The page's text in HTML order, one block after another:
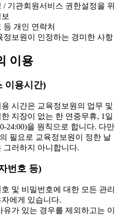
기관회원서비스 권한설정을 위
개인 연락처
보원이 인정하는 경미한 사항
이용
이용시간)
시간은 교육정보원의 업무 및
지장이 없는 한 연중무휴, 1일
24:00)을 원칙으로 합니다. 다만
필요로 교육정보원이 정한 날
그러하지 아니합니다.
번호 등)
및 비밀번호에 대한 모든 관리
에게 있습니다.
가 있는 경우를 제외하고는 이